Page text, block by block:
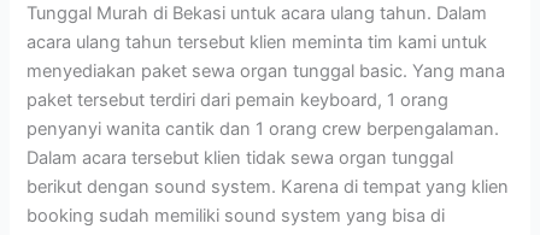
Tunggal Murah di Bekasi untuk acara ulang tahun. Dalam
acara ulang tahun tersebut klien meminta tim kami untuk
menyediakan paket sewa organ tunggal basic. Yang mana
paket tersebut terdiri dari pemain keyboard, 1 orang
penyanyi wanita cantik dan 1 orang crew berpengalaman.
Dalam acara tersebut klien tidak sewa organ tunggal
berikut dengan sound system. Karena di tempat yang klien
booking sudah memiliki sound system yang bisa di